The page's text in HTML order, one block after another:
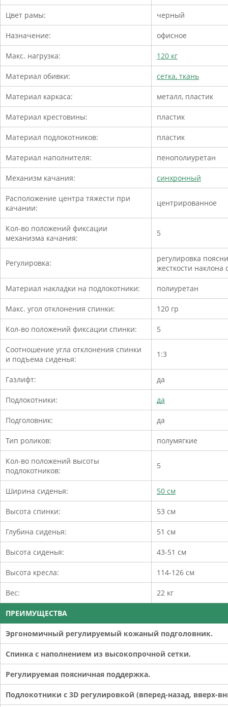
Цвет рамы: черный
Назначение: офисное
Макс. нагрузка: 120 кг
Материал обивки: сетка, ткань
Материал каркаса: металл, пластик
Материал крестовины: пластик
Материал подлокотников: пластик
Материал наполнителя: пенополиуретан
Механизм качания: синхронный
Расположение центра тяжести при
качании:
центрированное
Кол-во положений фиксации
механизма качания:
5
Регулировка:
регулировка
жесткости наклона
Материал накладки на подлокотники: полиуретан
Макс. угол отклонения спинки: 120 гр
Кол-во положений фиксации спинки: 5
Соотношение угла отклонения спинки
и подъема сиденья:
1:3
Газлифт: да
Подлокотники: да
Подголовник: да
Тип роликов: полумягкие
Кол-во положений высоты
подлокотников:
5
Ширина сиденья: 50 см
Высота спинки: 53 см
Глубина сиденья: 51 см
Высота сиденья: 43-51 см
Высота кресла: 114-126 см
Вес: 22 кг
ПРЕИМУЩЕСТВА
Эргономичный регулируемый кожаный подголовник.
Спинка с наполнением из высокопрочной сетки.
Регулируемая поясничная поддержка.
Подлокотники с 3D регулировкой (вперед-назад, вверх-